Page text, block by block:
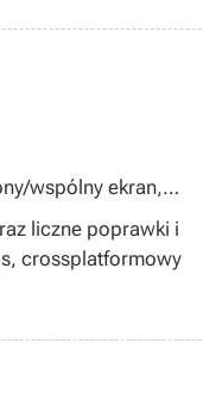
wspólny ekran,
liczne poprawki i
crossplatformowy